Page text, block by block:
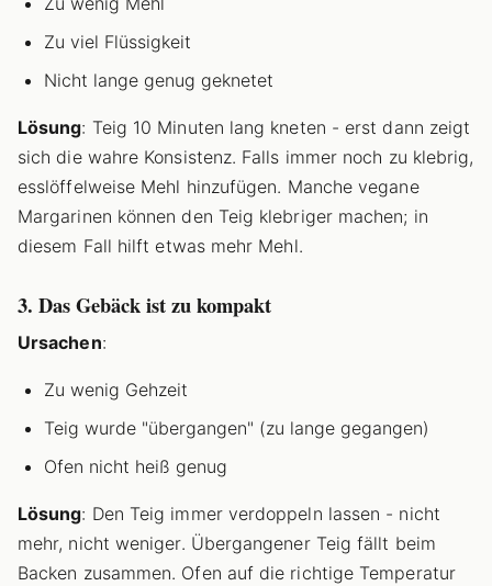
Zu viel Flüssigkeit
Nicht lange genug geknetet
Lösung: Teig 10 Minuten lang kneten - erst dann zeigt
sich die wahre Konsistenz. Falls immer noch zu klebrig,
esslöffelweise Mehl hinzufügen. Manche vegane
Margarinen können den Teig klebriger machen; in
diesem Fall hilft etwas mehr Mehl.
3. Das Gebäck ist zu kompakt
Ursachen:
Zu wenig Gehzeit
Teig wurde "übergangen" (zu lange gegangen)
Ofen nicht heiß genug
Lösung: Den Teig immer verdoppeln lassen - nicht
mehr, nicht weniger. Übergangener Teig fällt beim
Backen zusammen. Ofen auf die richtige Temperatur